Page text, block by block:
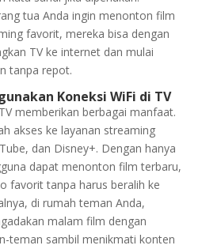
tua Anda ingin menonton film
favorit, mereka bisa dengan
TV ke internet dan mulai
tanpa repot.
Koneksi WiFi di TV
memberikan berbagai manfaat.
akses ke layanan streaming
dan Disney+. Dengan hanya
dapat menonton film terbaru,
favorit tanpa harus beralih ke
di rumah teman Anda,
malam film dengan
teman sambil menikmati konten